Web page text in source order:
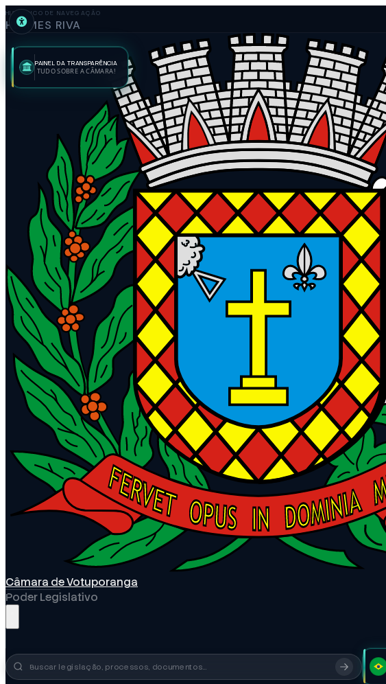
HISTÓRICO DE NAVEGAÇÃO
HERMES RIVA
Câmara de Votuporanga
Poder Legislativo
Busca no portal
PAINEL DA TRANSPARÊNCIA
TUDO SOBRE A CÂMARA!